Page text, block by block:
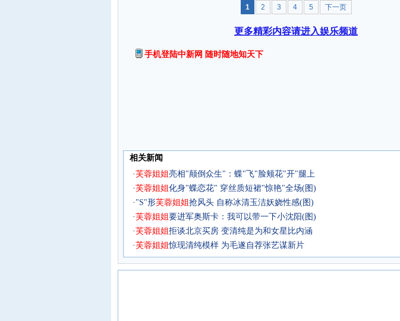
1 2 3 4 5 下一页
更多精彩内容请进入娱乐频道
手机登陆中新网 随时随地知天下
相关新闻
·芙蓉姐 姐 亮相"颠倒众生"：蝶"飞"脸颊花"开"腿上
·芙蓉姐 姐 化身"蝶恋花" 穿丝质短裙"惊艳"全场(图)
· "S"形芙蓉姐 姐 抢风头 自称冰清玉洁妖娆性感(图)
·芙蓉姐 姐 要进军奥斯卡：我可以带一下小沈阳(图)
·芙蓉姐 姐 拒谈北京买房 变清纯是为和女星比内涵
·芙蓉姐 姐惊现清纯模样 为毛遂自荐张艺谋新片